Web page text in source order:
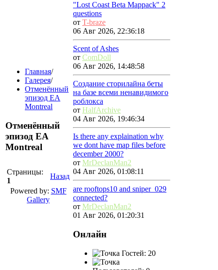
Главная/
Галерея/
Отменённый
эпизод EA
Montreal
Отменённый
эпизод EA
Montreal
Страницы:
1
Назад
Powered by: SMF
Gallery
"Lost Coast Beta Mappack" 2
questions
от T-braze
06 Авг 2026, 22:36:18
Scent of Ashes
от ComDoll
06 Авг 2026, 14:48:58
Создание сторилайна беты
на базе всеми ненавидимого
роблокса
от HalfArchive
04 Авг 2026, 19:46:34
Is there any explaination why
we dont have map files before
december 2000?
от MrDeclanMan2
04 Авг 2026, 01:08:11
are rooftops10 and sniper_029
connected?
от MrDeclanMan2
01 Авг 2026, 01:20:31
Онлайн
Гостей: 20